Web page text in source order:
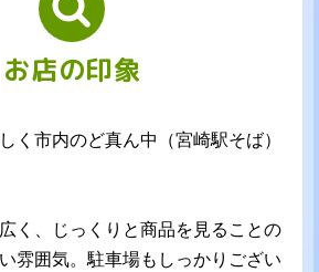
お店の印象
く市内のど真ん中（宮崎駅そば）
く、じっくりと商品を見ることの
雰囲気。駐車場もしっかりござい